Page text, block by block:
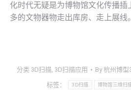
化时代无疑是为博物馆文化传播插
多的文物器物走出库房、走上展线。
分类 3D扫描, 3D扫描应用 By杭州博型
标签： 3D扫描 博物馆三维扫